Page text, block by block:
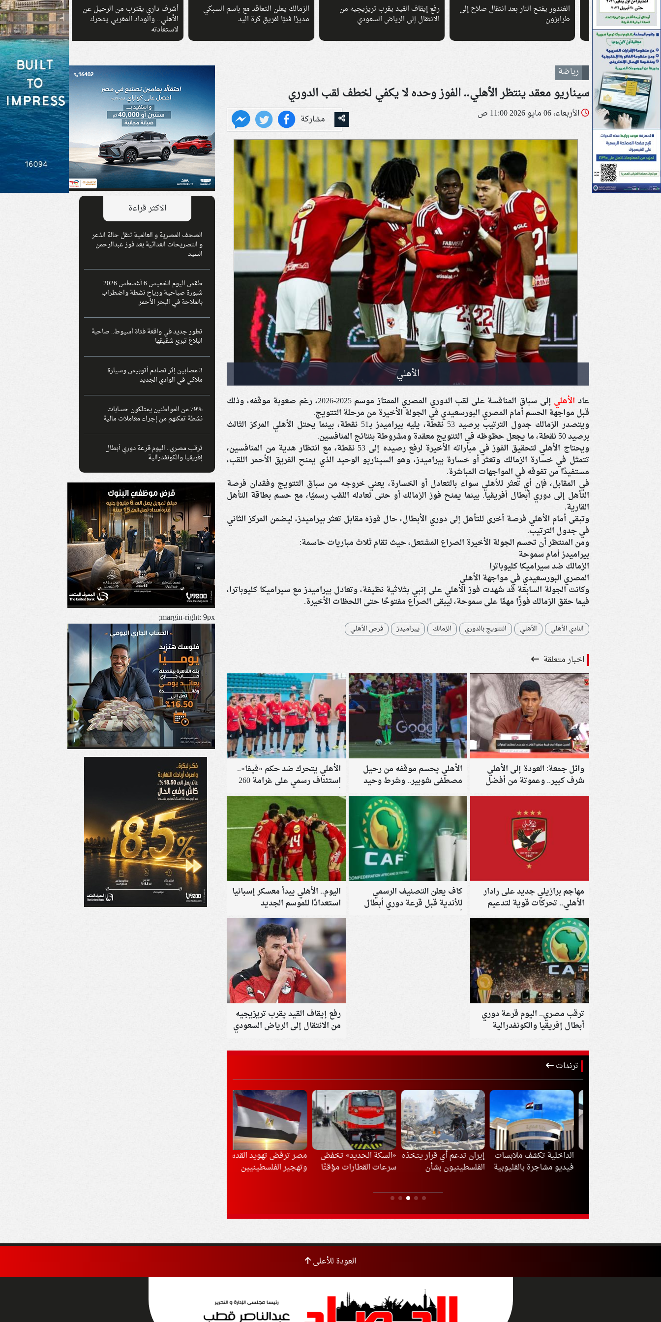
دوري أبطال الغندور يفتح النار بعد انتقال صلاح إلى
طرابزون
رفع إيقاف القيد يقرب تريزيجيه من
الانتقال إلى الرياض السعودي
الزمالك يعلن التعاقد مع باسم السبكي
مديرًا فنيًا لفريق كرة اليد
أشرف داري يقترب من الرحيل عن
الأهلي.. والوداد المغربي يتحرك
لاستعادته
هاني أبو ريدة يجدد
حسن.. ولجنة الحكام
عقوبة الانسحاب
رياضة
سيناريو معقد ينتظر الأهلي.. الفوز وحده لا يكفي لخطف لقب الدوري
الأربعاء، 06 مايو 2026 11:00 ص مشاركة
الأهلي
عاد الأهلي
إلى سباق المنافسة على لقب الدوري المصري الممتاز موسم 2025-2026، رغم صعوبة موقفه، وذلك
قبل مواجهة الحسم أمام المصري البورسعيدي في الجولة الأخيرة من مرحلة التتويج.
ويتصدر الزمالك جدول الترتيب برصيد 53 نقطة، يليه بيراميدز بـ51 نقطة، بينما يحتل الأهلي المركز الثالث
برصيد 50 نقطة، ما يجعل حظوظه في التتويج معقدة ومشروطة بنتائج المنافسين.
ويحتاج الأهلي لتحقيق الفوز في مباراته الأخيرة لرفع رصيده إلى 53 نقطة، مع انتظار هدية من المنافسين،
تتمثل في خسارة الزمالك وتعثر أو خسارة بيراميدز، وهو السيناريو الوحيد الذي يمنح الفريق الأحمر اللقب،
مستفيدًا من تفوقه في المواجهات المباشرة.
في المقابل، فإن أي تعثر للأهلي سواء بالتعادل أو الخسارة، يعني خروجه من سباق التتويج وفقدان فرصة
التأهل إلى دوري أبطال أفريقيا. بينما يمنح فوز الزمالك أو حتى تعادله اللقب رسميًا، مع حسم بطاقة التأهل
القارية.
وتبقى أمام الأهلي فرصة أخرى للتأهل إلى دوري الأبطال، حال فوزه مقابل تعثر بيراميدز، ليضمن المركز الثاني
في جدول الترتيب.
ومن المنتظر أن تحسم الجولة الأخيرة الصراع المشتعل، حيث تقام ثلاث مباريات حاسمة:
بيراميدز أمام سموحة
الزمالك ضد سيراميكا كليوباترا
المصري البورسعيدي في مواجهة الأهلي
وكانت الجولة السابقة قد شهدت فوز الأهلي على إنبي بثلاثية نظيفة، وتعادل بيراميدز مع سيراميكا كليوباترا،
فيما حقق الزمالك فوزًا مهمًا على سموحة، ليبقى الصراع مفتوحًا حتى اللحظات الأخيرة.
النادي الأهلي الأهلي التتويج بالدوري الزمالك ييراميدز فرص الأهلي
اخبار متعلقة
وائل جمعة: العودة إلى الأهلي
شرف كبير.. وعموتة من أفضل
المدربين العرب
الأهلي يحسم موقفه من رحيل
مصطفى شوبير.. وشرط وحيد
للموافقة على الاحتراف
الأهلي يتحرك ضد حكم «فيفا»..
استئناف رسمي على غرامة 260
ألف دولار لصالح مدرب حراس
مهاجم برازيلي جديد على رادار
الأهلي.. تحركات قوية لتدعيم
الخط الهجومي
كاف يعلن التصنيف الرسمي
للأندية قبل قرعة دوري أبطال
أفريقيا والكونفدرالية
اليوم.. الأهلي يبدأ معسكر إسبانيا
استعدادًا للموسم الجديد
ترقب مصري.. اليوم قرعة دوري
أبطال إفريقيا والكونفدرالية
رفع إيقاف القيد يقرب تريزيجيه
من الانتقال إلى الرياض السعودي
ترندات
الداخلية تكشف ملابسات
فيديو مشاجرة بالقليوبية
إيران تدعم أي قرار يتخذه
الفلسطينيون بشأن
«السكة الحديد» تخفض
سرعات القطارات مؤقتًا
مصر ترفض تهويد القدس
وتهجير الفلسطينيين
الاكثر قراءة
الصحف المصرية و العالمية تنقل حالة الذعر
و التصريحات العدائية بعد فوز عبدالرحمن
السيد
طقس اليوم الخميس 6 أغسطس 2026..
شبورة صباحية ورياح نشطة واضطراب
بالملاحة في البحر الأحمر
تطور جديد في واقعة فتاة أسيوط.. صاحبة
البلاغ تبرئ شقيقها
3 مصابين إثر تصادم أتوبيس وسيارة
ملاكي في الوادي الجديد
79% من المواطنين يمتلكون حسابات
نشطة تمكنهم من إجراء معاملات مالية
ترقب مصري.. اليوم قرعة دوري أبطال
إفريقيا والكونفدرالية
margin-right: 9px;
العودة للأعلى